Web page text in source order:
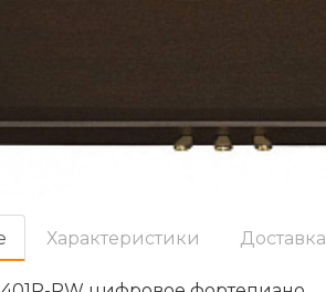
Характеристики Доставка